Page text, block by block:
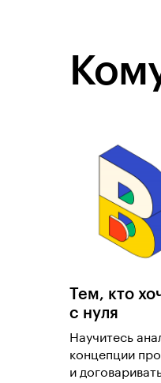
Тем, кто
с нуля
Научитесь
концепции
и